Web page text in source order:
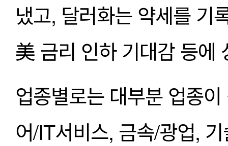
냈고, 달러화는 약세를 기
美 금리 인하 기대감 등에
업종별로는 대부분 업종
어/IT서비스, 금속/광업,